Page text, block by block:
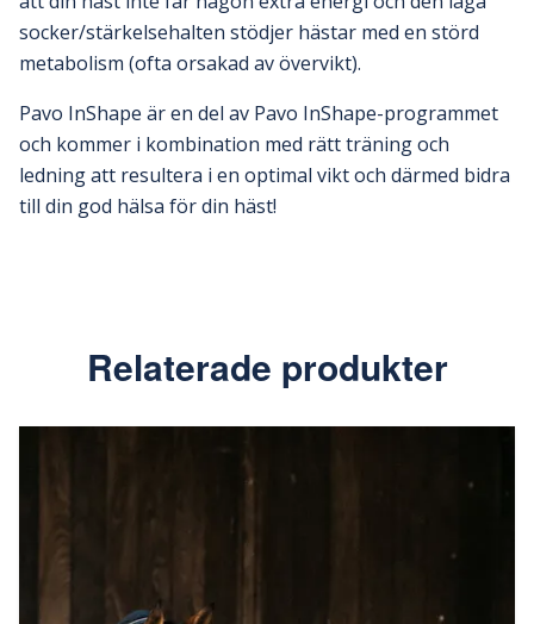
socker/stärkelsehalten stödjer hästar med en störd
metabolism (ofta orsakad av övervikt).
Pavo InShape är en del av Pavo InShape-programmet
och kommer i kombination med rätt träning och
ledning att resultera i en optimal vikt och därmed bidra
till din god hälsa för din häst!
Relaterade produkter